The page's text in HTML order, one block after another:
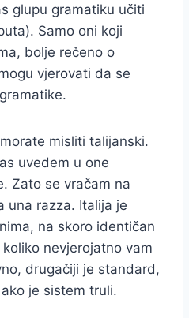
glupu gramatiku učiti
Samo oni koji
bolje rečeno o
vjerovati da se
misliti talijanski.
uvedem u one
Zato se vračam na
una razza. Italija je
na skoro identičan
nevjerojatno vam
drugačiji je standard,
je sistem truli.